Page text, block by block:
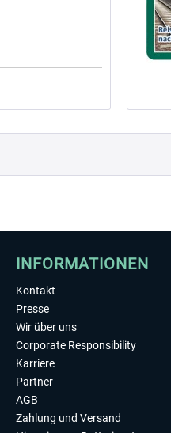
INFORMATIONEN
Kontakt
Presse
Wir über uns
Corporate Responsibility
Karriere
Partner
AGB
Zahlung und Versand